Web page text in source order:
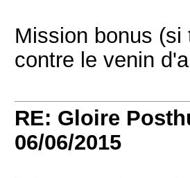
Mission bonus
contre le venin
RE: Gloire
06/06/2015